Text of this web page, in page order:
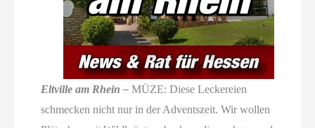
Eltville am Rhein – MÜZE: Diese Leckereien
schmecken nicht nur in der Adventszeit. Wir wollen